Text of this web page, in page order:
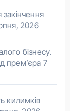
2026
бізнесу.
прем’єра 7
килимків